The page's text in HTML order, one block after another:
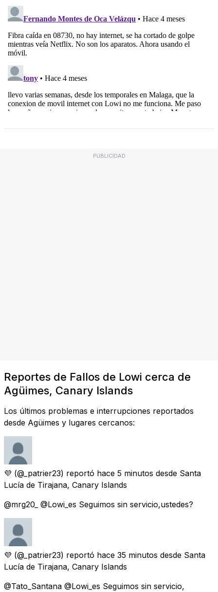
PUBLICIDAD
Reportes de Fallos de Lowi cerca de
Agüimes, Canary Islands
Los últimos problemas e interrupciones reportados
desde Agüimes y lugares cercanos:
💜 (@_patrier23) reportó hace 5 minutos desde Santa
Lucía de Tirajana, Canary Islands
@mrg20_ @Lowi_es Seguimos sin servicio,ustedes?
💜 (@_patrier23) reportó hace 35 minutos desde Santa
Lucía de Tirajana, Canary Islands
@Tato_Santana @Lowi_es Seguimos sin servicio,